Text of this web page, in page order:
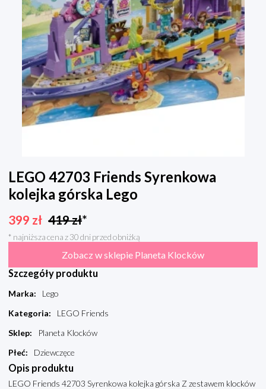
LEGO 42703 Friends Syrenkowa
kolejka górska Lego
399 zł 419zł*
* najniższa cena z 30 dni przed obniżką
Zobacz w sklepie Planeta Klocków
Szczegóły produktu
Marka:
Lego
Kategoria:
LEGO Friends
Sklep:
Planeta Klocków
Płeć: Dziewczęce
Opis produktu
LEGO Friends 42703 Syrenkowa kolejka górska Z zestawem klocków